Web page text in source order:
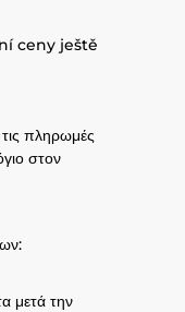
ceny ještě
τις πληρωμές
στον
μετά την